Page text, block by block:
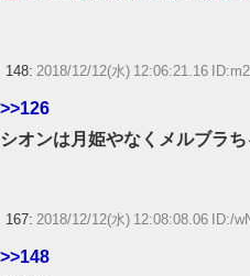
148: 2018/12/12(水) 12:06:21.16
>>126
シオンは月姫やなくメルブラ
167: 2018/12/12(水) 12:08:08.06 ID:/
>>148